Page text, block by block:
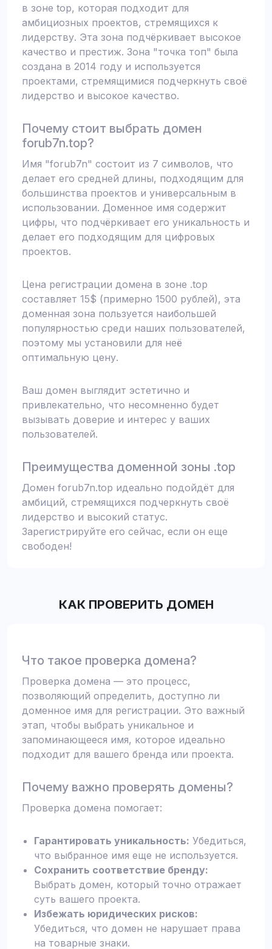
в зоне top, которая подходит для
амбициозных проектов, стремящихся к
лидерству. Эта зона подчёркивает высокое
качество и престиж. Зона "точка топ" была
создана в 2014 году и используется
проектами, стремящимися подчеркнуть своё
лидерство и высокое качество.
Почему стоит выбрать домен
forub7n.top?
Имя "forub7n" состоит из 7 символов, что
делает его средней длины, подходящим для
большинства проектов и универсальным в
использовании. Доменное имя содержит
цифры, что подчёркивает его уникальность и
делает его подходящим для цифровых
проектов.
Цена регистрации домена в зоне .top
составляет 15$ (примерно 1500 рублей), эта
доменная зона пользуется наибольшей
популярностью среди наших пользователей,
поэтому мы установили для неё
оптимальную цену.
Ваш домен выглядит эстетично и
привлекательно, что несомненно будет
вызывать доверие и интерес у ваших
пользователей.
Преимущества доменной зоны .top
Домен forub7n.top идеально подойдёт для
амбиций, стремящихся подчеркнуть своё
лидерство и высокий статус.
Зарегистрируйте его сейчас, если он еще
свободен!
КАК ПРОВЕРИТЬ ДОМЕН
Что такое проверка домена?
Проверка домена — это процесс,
позволяющий определить, доступно ли
доменное имя для регистрации. Это важный
этап, чтобы выбрать уникальное и
запоминающееся имя, которое идеально
подходит для вашего бренда или проекта.
Почему важно проверять домены?
Проверка домена помогает:
Гарантировать уникальность: Убедиться,
что выбранное имя еще не используется.
Сохранить соответствие бренду:
Выбрать домен, который точно отражает
суть вашего проекта.
Избежать юридических рисков:
Убедиться, что домен не нарушает права
на товарные знаки.